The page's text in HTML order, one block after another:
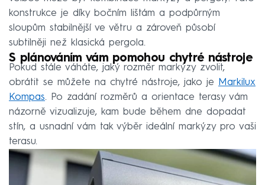
konstrukce je díky bočním lištám a podpůrným
sloupům stabilnější ve větru a zároveň působí
subtilněji než klasická pergola.
S plánováním vám pomohou chytré nástroje
Pokud stále váháte, jaký rozměr markýzy zvolit,
obrátit se můžete na chytré nástroje, jako je
Markilux
Kompas. Po zadání rozměrů a orientace terasy vám
názorně vizualizuje, kam bude během dne dopadat
stín, a usnadní vám tak výběr ideální markýzy pro vaši
terasu.